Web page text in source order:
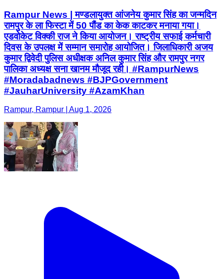
Rampur News | मण्डलायुक्त आंजनेय कुमार सिंह का जन्मदिन
रामपुर के ला फिस्टा में 50 पौंड का केक काटकर मनाया गया।
एडवोकेट विक्की राज ने किया आयोजन। राष्ट्रीय सफाई कर्मचारी
दिवस के उपलक्ष में सम्मान समारोह आयोजित। जिलाधिकारी अजय
कुमार द्विवेदी पुलिस अधीक्षक अनिल कुमार सिंह और रामपुर नगर
पालिका अध्यक्ष सना खानम मौजूद रही। #RampurNews
#Moradabadnews #BJPGovernment
#JauharUniversity #AzamKhan
Rampur, Rampur | Aug 1, 2026